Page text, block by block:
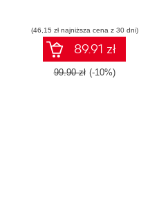
(46,15 zł najniższa cena z 30 dni)
89.91 zł
99.90 zł (-10%)